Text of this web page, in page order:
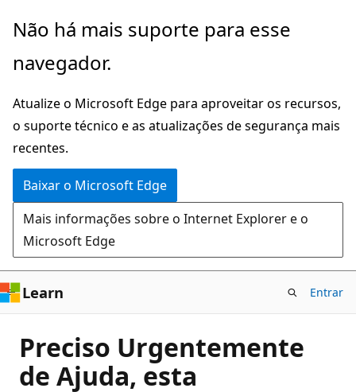
Pular
o
principal
Não há mais suporte para esse
navegador.
Atualize o Microsoft Edge para aproveitar os recursos,
o suporte técnico e as atualizações de segurança mais
recentes.
Baixar o Microsoft Edge
Mais informações sobre o Internet Explorer e o
Microsoft Edge
Learn Entrar
Preciso Urgentemente
de Ajuda, esta